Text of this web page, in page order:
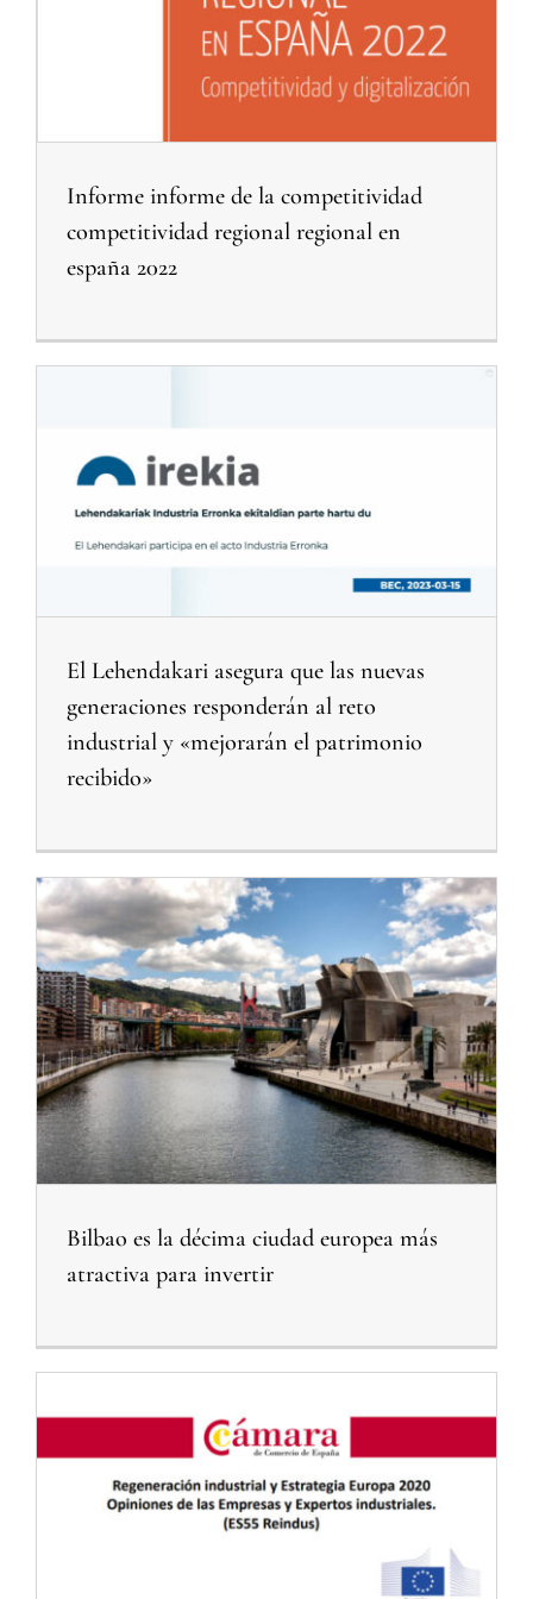
Informe informe de la competitividad
competitividad regional regional en
españa 2022
El Lehendakari asegura que las nuevas
generaciones responderán al reto
industrial y «mejorarán el patrimonio
recibido»
Bilbao es la décima ciudad europea más
atractiva para invertir